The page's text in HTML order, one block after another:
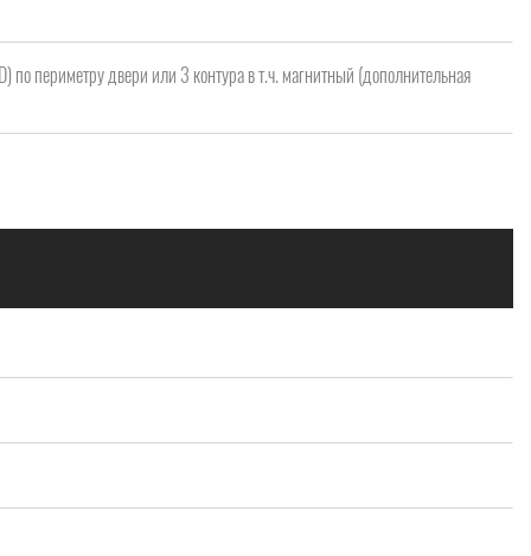
по периметру двери или 3 контура в т.ч. магнитный (дополнительная